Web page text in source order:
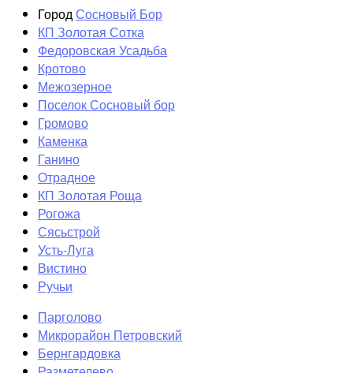
ГородСосновый Бор
КП Золотая Сотка
Федоровская Усадьба
Кротово
Межозерное
Поселок Сосновый бор
Громово
Каменка
Ганино
Отрадное
КП Золотая Роща
Рогожа
Сясьстрой
Усть-Луга
Вистино
Ручьи
Парголово
Микрорайон Петровский
Бернгардовка